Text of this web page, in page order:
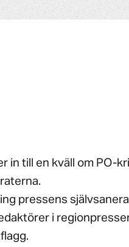
in till en kväll om PO-
pressens
i